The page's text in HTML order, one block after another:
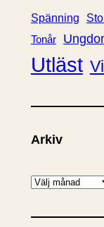
Spänning
Tonår
Utläst
Arkiv
A
k